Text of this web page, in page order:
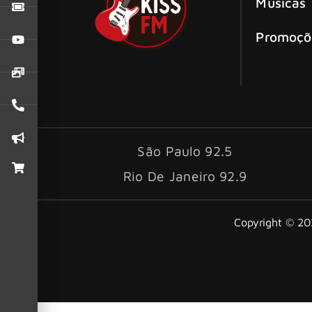
São Paulo 92.5
Rio De Janeiro 92.9
Copyright ©